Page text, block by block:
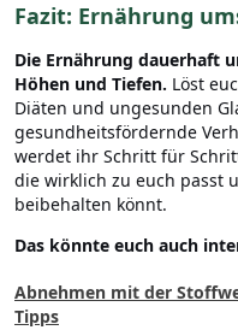
Fazit: Ernährung
Die Ernährung dauerhaft
Höhen und Tiefen. Löst
Diäten und ungesunden
gesundheitsfördernde
werdet ihr Schritt für
die wirklich zu euch passt
beibehalten könnt.
Das könnte euch auch
Abnehmen mit der
Tipps